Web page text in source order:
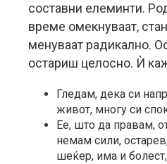
составни елеминти.
време омекнуваат,
менуваат радикално.
остариш целосно. Ѝ
Гледам, дека си
живот, многу си
Ее, што да правам,
немам сили,
шеќер, има и